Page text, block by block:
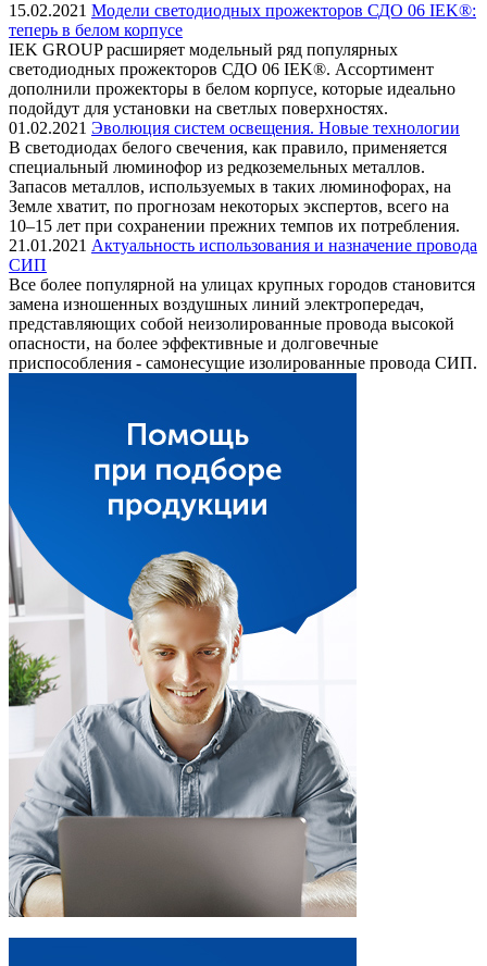
15.02.2021 Модели светодиодных прожекторов СДО 06 IEK®:
теперь в белом корпусе
IEK GROUP расширяет модельный ряд популярных
светодиодных прожекторов СДО 06 IEK®. Ассортимент
дополнили прожекторы в белом корпусе, которые идеально
подойдут для установки на светлых поверхностях.
01.02.2021 Эволюция систем освещения. Новые технологии
В светодиодах белого свечения, как правило, применяется
специальный люминофор из редкоземельных металлов.
Запасов металлов, используемых в таких люминофорах, на
Земле хватит, по прогнозам некоторых экспертов, всего на
10–15 лет при сохранении прежних темпов их потребления.
21.01.2021 Актуальность использования и назначение провода
СИП
Все более популярной на улицах крупных городов становится
замена изношенных воздушных линий электропередач,
представляющих собой неизолированные провода высокой
опасности, на более эффективные и долговечные
приспособления - самонесущие изолированные провода СИП.